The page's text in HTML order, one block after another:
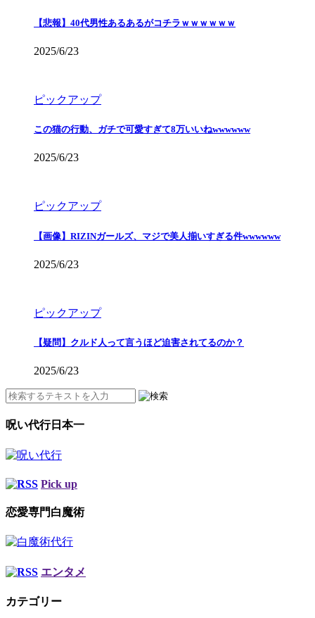
【悲報】40代男性あるあるがコチラｗｗｗｗｗｗ
2025/6/23
ピックアップ
この猫の行動、ガチで可愛すぎて8万いいねwwwwww
2025/6/23
ピックアップ
【画像】RIZINガールズ、マジで美人揃いすぎる件wwwwww
2025/6/23
ピックアップ
【疑問】クルド人って言うほど迫害されてるのか？
2025/6/23
呪い代行日本一
Pick up
恋愛専門白魔術
エンタメ
カテゴリー